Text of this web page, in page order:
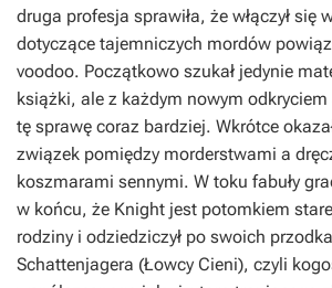
druga profesja sprawiła, że włączył się
dotyczące tajemniczych mordów
voodoo. Początkowo szukał jedynie
książki, ale z każdym nowym odkryciem
tę sprawę coraz bardziej. Wkrótce
związek pomiędzy morderstwami a
koszmarami sennymi. W toku fabuły
w końcu, że Knight jest potomkiem
rodziny i odziedziczył po swoich
Schattenjagera (Łowcy Cieni), czyli